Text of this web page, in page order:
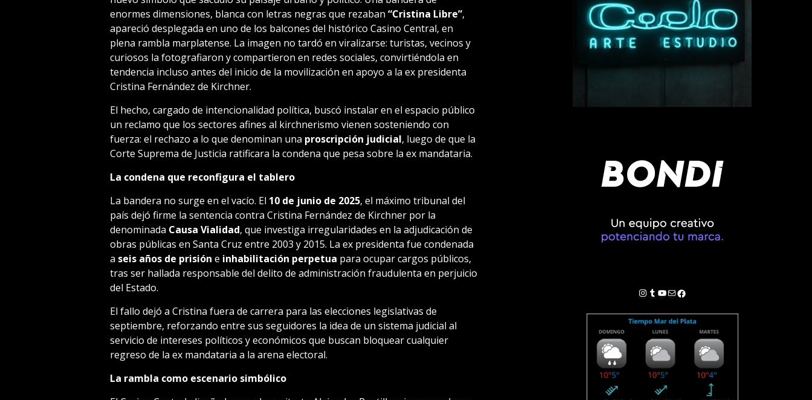
enormes dimensiones, blanca con letras negras que rezaban “Cristina Libre”,
apareció desplegada en uno de los balcones del histórico Casino Central, en
plena rambla marplatense. La imagen no tardó en viralizarse: turistas, vecinos y
curiosos la fotografiaron y compartieron en redes sociales, convirtiéndola en
tendencia incluso antes del inicio de la movilización en apoyo a la ex presidenta
Cristina Fernández de Kirchner.
El hecho, cargado de intencionalidad política, buscó instalar en el espacio público
un reclamo que los sectores afines al kirchnerismo vienen sosteniendo con
fuerza: el rechazo a lo que denominan una proscripción judicial, luego de que la
Corte Suprema de Justicia ratificara la condena que pesa sobre la ex mandataria.
La condena que reconfigura el tablero
La bandera no surge en el vacío. El 10 de junio de 2025, el máximo tribunal del
país dejó firme la sentencia contra Cristina Fernández de Kirchner por la
denominada Causa Vialidad, que investiga irregularidades en la adjudicación de
obras públicas en Santa Cruz entre 2003 y 2015. La ex presidenta fue condenada
a seis años de prisión e inhabilitación perpetua para ocupar cargos públicos,
tras ser hallada responsable del delito de administración fraudulenta en perjuicio
del Estado.
El fallo dejó a Cristina fuera de carrera para las elecciones legislativas de
septiembre, reforzando entre sus seguidores la idea de un sistema judicial al
servicio de intereses políticos y económicos que buscan bloquear cualquier
regreso de la ex mandataria a la arena electoral.
La rambla como escenario simbólico
Instagram
Tumblr
YouTube
Correo electrónico
Facebook